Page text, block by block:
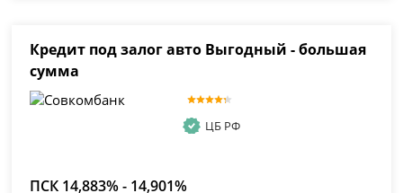
Кредит под залог авто Выгодный - большая
сумма
ЦБ РФ
ПСК 14,883% - 14,901%